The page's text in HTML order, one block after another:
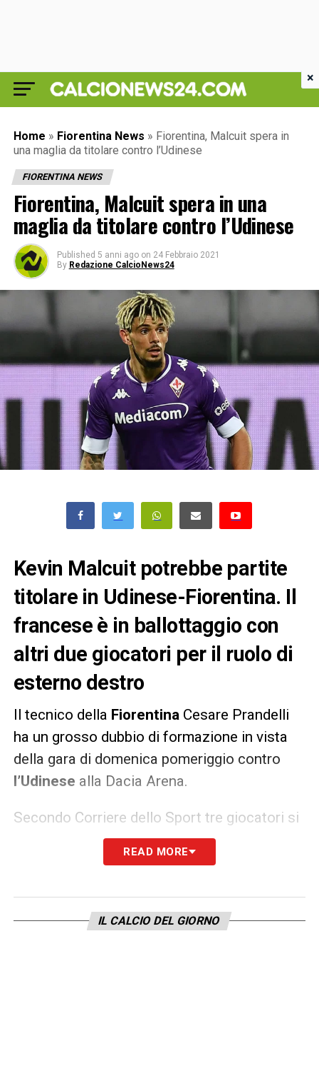
Home » Fiorentina News » Fiorentina, Malcuit spera in
una maglia da titolare contro l’Udinese
FIORENTINA NEWS
Fiorentina, Malcuit spera in una
maglia da titolare contro l’Udinese
Published 5 anni ago on 24 Febbraio 2021
By Redazione CalcioNews24
Kevin Malcuit potrebbe partite
titolare in Udinese-Fiorentina. Il
francese è in ballottaggio con
altri due giocatori per il ruolo di
esterno destro
Il tecnico della FiorentinaCesare Prandelli
ha un grosso dubbio di formazione in vista
della gara di domenica pomeriggio contro
l’Udinese alla Dacia Arena.
Secondo Corriere dello Sport tre giocatori si
giocano una maglia da titolare per il ruolo di
esterno destro nel 3-5-2 che disegnerà il
READ MORE
IL CALCIO DEL GIORNO
×